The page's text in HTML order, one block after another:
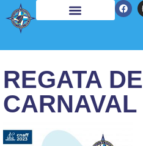
REGATA DE
CARNAVAL